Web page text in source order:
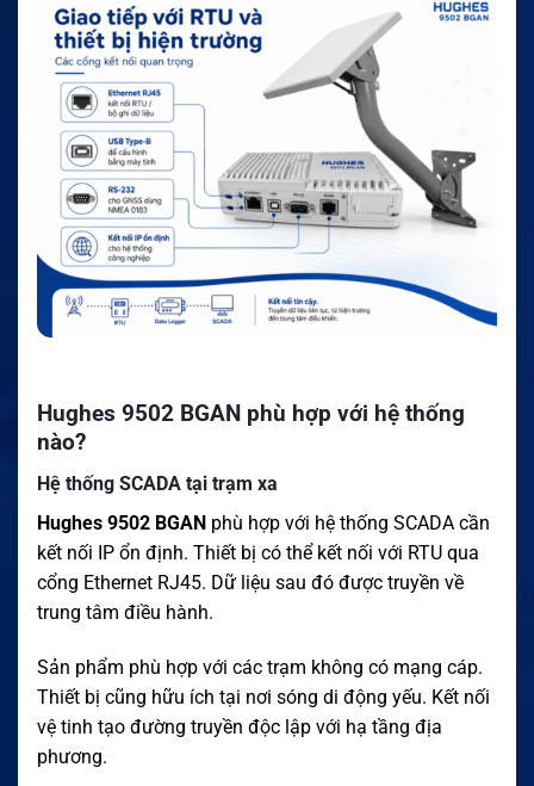
Hughes 9502 BGAN phù hợp với hệ thống
nào?
Hệ thống SCADA tại trạm xa
Hughes 9502 BGAN phù hợp với hệ thống SCADA cần
kết nối IP ổn định. Thiết bị có thể kết nối với RTU qua
cổng Ethernet RJ45. Dữ liệu sau đó được truyền về
trung tâm điều hành.
Sản phẩm phù hợp với các trạm không có mạng cáp.
Thiết bị cũng hữu ích tại nơi sóng di động yếu. Kết nối
vệ tinh tạo đường truyền độc lập với hạ tầng địa
phương.